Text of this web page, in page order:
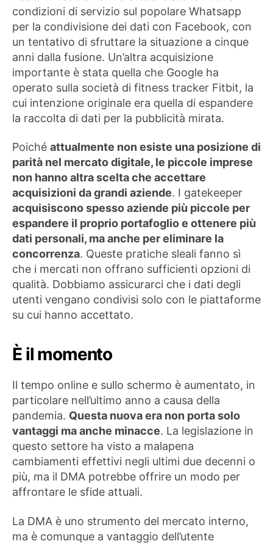
condizioni di servizio sul popolare Whatsapp
per la condivisione dei dati con Facebook, con
un tentativo di sfruttare la situazione a cinque
anni dalla fusione. Un’altra acquisizione
importante è stata quella che Google ha
operato sulla società di fitness tracker Fitbit, la
cui intenzione originale era quella di espandere
la raccolta di dati per la pubblicità mirata.
Poiché attualmente non esiste una posizione di
parità nel mercato digitale, le piccole imprese
non hanno altra scelta che accettare
acquisizioni da grandi aziende. I gatekeeper
acquisiscono spesso aziende più piccole per
espandere il proprio portafoglio e ottenere più
dati personali, ma anche per eliminare la
concorrenza. Queste pratiche sleali fanno sì
che i mercati non offrano sufficienti opzioni di
qualità. Dobbiamo assicurarci che i dati degli
utenti vengano condivisi solo con le piattaforme
su cui hanno accettato.
È il momento
Il tempo online e sullo schermo è aumentato, in
particolare nell’ultimo anno a causa della
pandemia. Questa nuova era non porta solo
vantaggi ma anche minacce. La legislazione in
questo settore ha visto a malapena
cambiamenti effettivi negli ultimi due decenni o
più, ma il DMA potrebbe offrire un modo per
affrontare le sfide attuali.
La DMA è uno strumento del mercato interno,
ma è comunque a vantaggio dell’utente